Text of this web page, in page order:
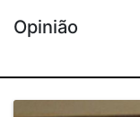
Opinião